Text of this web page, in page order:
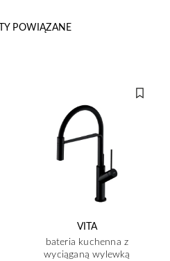
POWIĄZANE
VITA
bateria kuchenna z
wyciąganą wylewką